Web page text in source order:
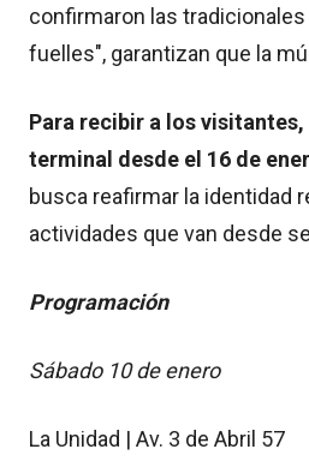
confirmaron las
fuelles", garantizan que la
Para recibir a los
terminal desde el 16 de
busca reafirmar la identidad
actividades que van desde
Programación
Sábado 10 de enero
La Unidad | Av. 3 de Abril 57